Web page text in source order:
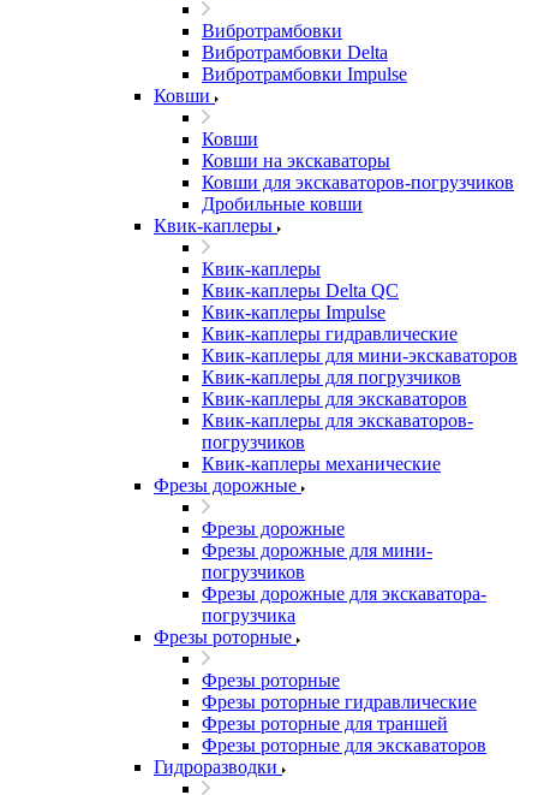
Вибротрамбовки
Вибротрамбовки Delta
Вибротрамбовки Impulse
Ковши
Ковши
Ковши на экскаваторы
Ковши для экскаваторов-погрузчиков
Дробильные ковши
Квик-каплеры
Квик-каплеры
Квик-каплеры Delta QC
Квик-каплеры Impulse
Квик-каплеры гидравлические
Квик-каплеры для мини-экскаваторов
Квик-каплеры для погрузчиков
Квик-каплеры для экскаваторов
Квик-каплеры для экскаваторов-
погрузчиков
Квик-каплеры механические
Фрезы дорожные
Фрезы дорожные
Фрезы дорожные для мини-
погрузчиков
Фрезы дорожные для экскаватора-
погрузчика
Фрезы роторные
Фрезы роторные
Фрезы роторные гидравлические
Фрезы роторные для траншей
Фрезы роторные для экскаваторов
Гидроразводки